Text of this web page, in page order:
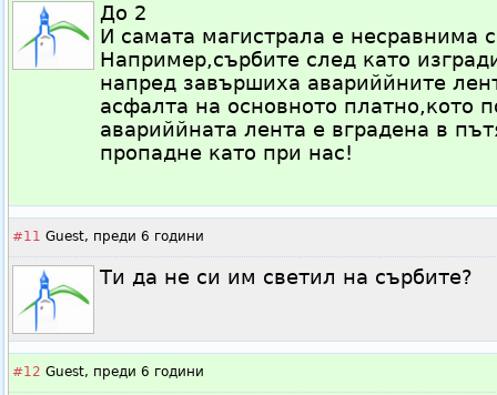
До 2
И самата магистрала е несравнима
Например,сърбите след като
напред завършиха авариййните
асфалта на основното платно,кото
авариййната лента е вградена в
пропадне като при нас!
#11 Guest, преди 6 години
Ти да не си им светил на сърбите?
#12 Guest, преди 6 години